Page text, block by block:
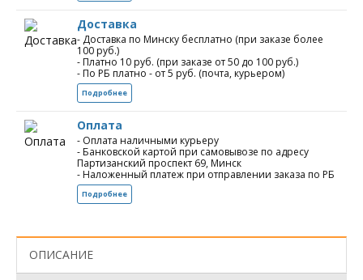
Доставка
- Доставка по Минску бесплатно (при заказе более
100 руб.)
- Платно 10 руб. (при заказе от 50 до 100 руб.)
- По РБ платно - от 5 руб. (почта, курьером)
Подробнее
Оплата
- Оплата наличными курьеру
- Банковской картой при самовывозе по адресу
Партизанский проспект 69, Минск
- Наложенный платеж при отправлении заказа по РБ
Подробнее
ОПИСАНИЕ